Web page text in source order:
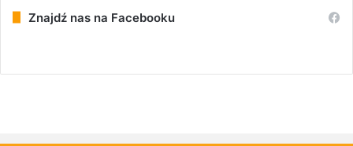
Znajdź nas na Facebooku